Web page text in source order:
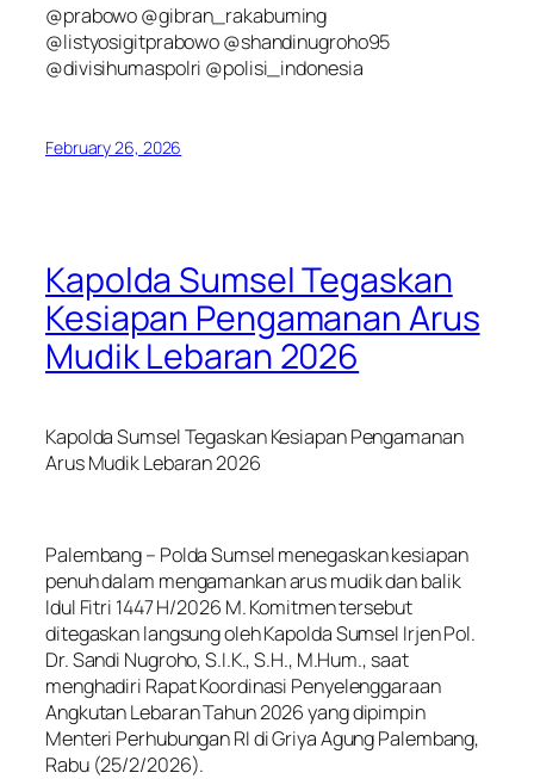
@prabowo @gibran_rakabuming
@listyosigitprabowo @shandinugroho95
@divisihumaspolri @polisi_indonesia
February 26, 2026
Kapolda Sumsel Tegaskan
Kesiapan Pengamanan Arus
Mudik Lebaran 2026
Kapolda Sumsel Tegaskan Kesiapan Pengamanan
Arus Mudik Lebaran 2026
Palembang – Polda Sumsel menegaskan kesiapan
penuh dalam mengamankan arus mudik dan balik
Idul Fitri 1447 H/2026 M. Komitmen tersebut
ditegaskan langsung oleh Kapolda Sumsel Irjen Pol.
Dr. Sandi Nugroho, S.I.K., S.H., M.Hum., saat
menghadiri Rapat Koordinasi Penyelenggaraan
Angkutan Lebaran Tahun 2026 yang dipimpin
Menteri Perhubungan RI di Griya Agung Palembang,
Rabu (25/2/2026).